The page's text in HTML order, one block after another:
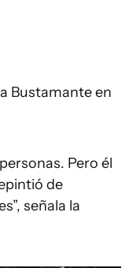
Bustamante en
Pero él
de
señala la